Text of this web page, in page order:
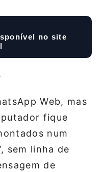
no site
Web, mas
fique
num
sem linha de
de